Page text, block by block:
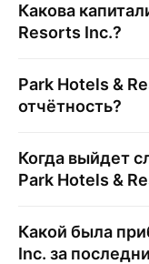
Какова
Resorts Inc.?
Park Hotels &
отчётность?
Когда выйдет
Park Hotels &
Какой была
Inc. за